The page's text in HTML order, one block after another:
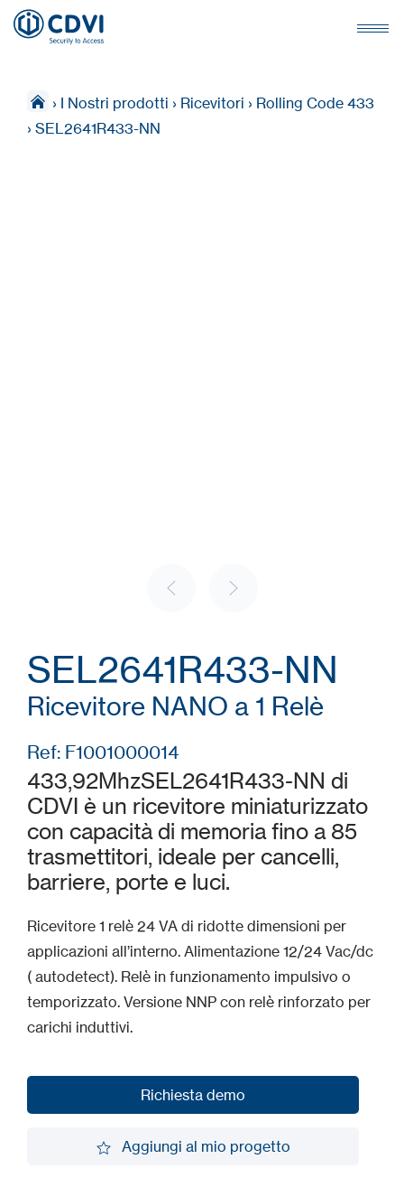
› I Nostri prodotti › Ricevitori › Rolling Code 433
› SEL2641R433-NN
SEL2641R433-NN
Ricevitore NANO a 1 Relè
Ref: F1001000014
433,92MhzSEL2641R433-NN di
CDVI è un ricevitore miniaturizzato
con capacità di memoria fino a 85
trasmettitori, ideale per cancelli,
barriere, porte e luci.
Ricevitore 1 relè 24 VA di ridotte dimensioni per
applicazioni all’interno. Alimentazione 12/24 Vac/dc
( autodetect). Relè in funzionamento impulsivo o
temporizzato. Versione NNP con relè rinforzato per
carichi induttivi.
Richiesta demo
Aggiungi al mio progetto